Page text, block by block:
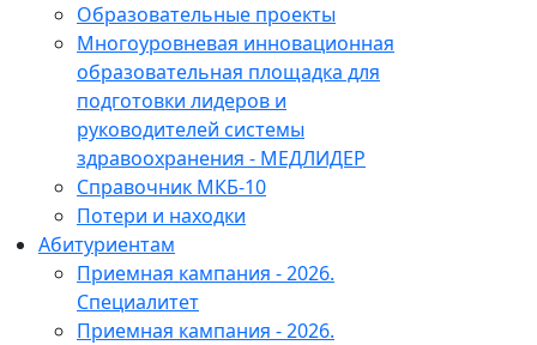
Образовательные проекты
Многоуровневая инновационная
образовательная площадка для
подготовки лидеров и
руководителей системы
здравоохранения - МЕДЛИДЕР
Справочник МКБ-10
Потери и находки
Абитуриентам
Приемная кампания - 2026.
Специалитет
Приемная кампания - 2026.